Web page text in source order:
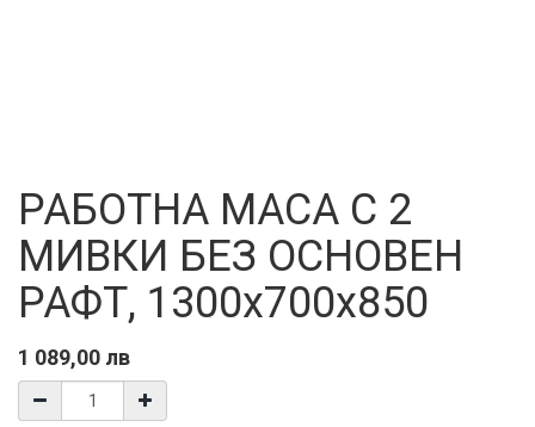
РАБОТНА МАСА С 2
МИВКИ БЕЗ ОСНОВЕН
РАФТ, 1300x700x850
1 089,00 лв